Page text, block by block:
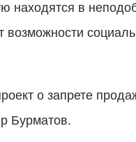
находятся в
о запрете
Бурматов.